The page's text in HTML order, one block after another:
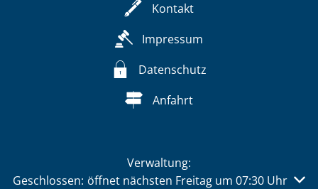
Kontakt
Impressum
Datenschutz
Anfahrt
Verwaltung:
Klicken, um weitere Öffnungs- oder Schließzeiten
Geschlossen: öffnet nächsten Freitag um 07:30 Uhr